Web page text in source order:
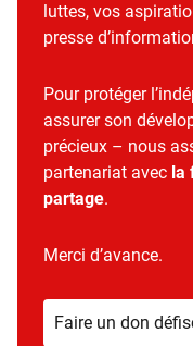
luttes, vos
presse
Pour protéger
assurer son
précieux – nous
partenariat avec la
partage.
Merci d’avance.
Faire un don